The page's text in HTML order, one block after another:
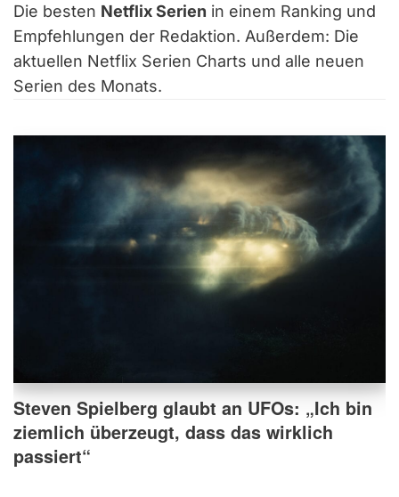
Die besten Netflix Serien in einem Ranking und
Empfehlungen der Redaktion. Außerdem: Die
aktuellen Netflix Serien Charts und alle neuen
Serien des Monats.
Steven Spielberg glaubt an UFOs: „Ich bin
ziemlich überzeugt, dass das wirklich
passiert“